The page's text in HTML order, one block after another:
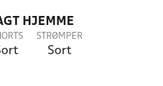
HJEMME
STRØMPER
Sort